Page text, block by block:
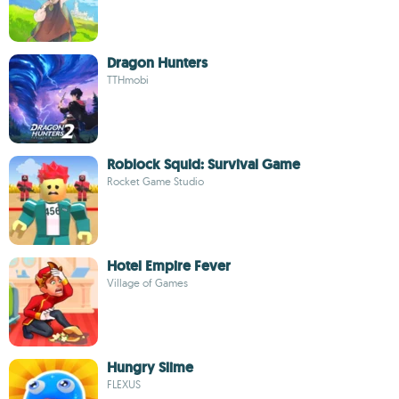
Dragon Hunters
TTHmobi
Roblock Squid: Survival Game
Rocket Game Studio
Hotel Empire Fever
Village of Games
Hungry Slime
FLEXUS